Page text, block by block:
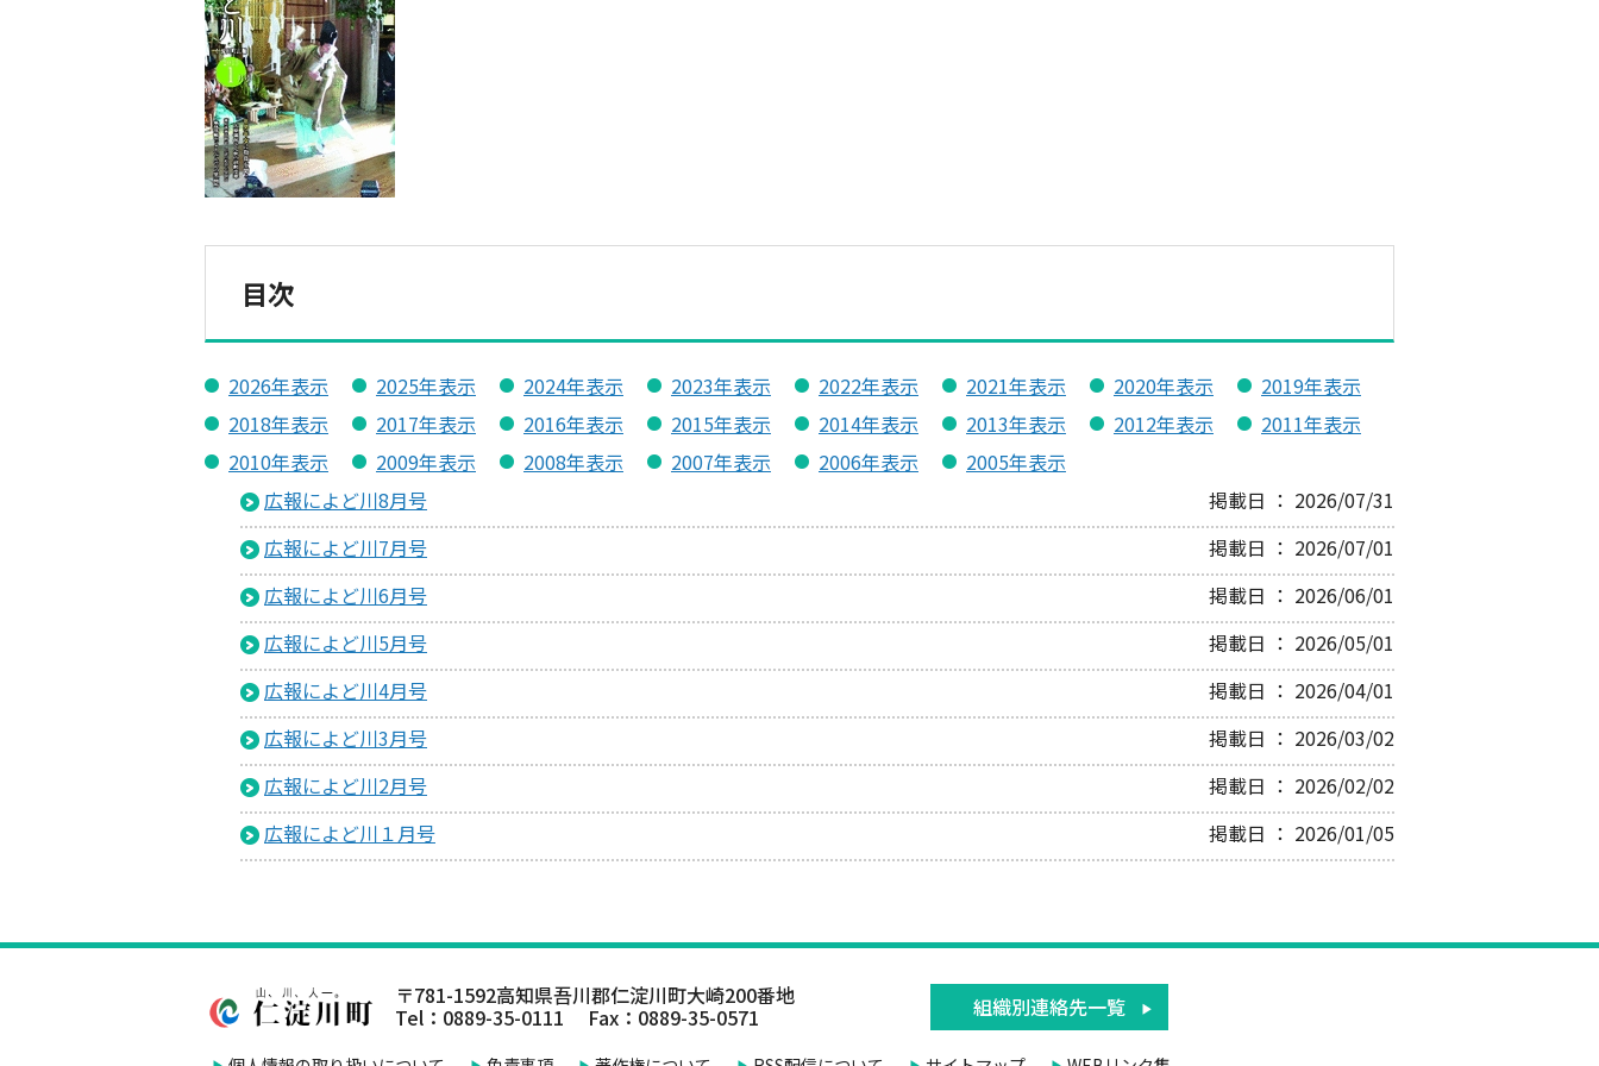
目次
2026年表示 2025年表示 2024年表示 2023年表示 2022年表示 2021年表示 2020年表示
2019年表示
2018年表示
2017年表示 2016年表示 2015年表示 2014年表示 2013年表示 2012年表示
2011年表示
2010年表示
2009年表示 2008年表示 2007年表示 2006年表示
2005年表示
広報によど川8月号
掲載日 ： 2026/07/31
広報によど川7月号
掲載日 ： 2026/07/01
広報によど川6月号
掲載日 ： 2026/06/01
広報によど川5月号
掲載日 ： 2026/05/01
広報によど川4月号
掲載日 ： 2026/04/01
広報によど川3月号
掲載日 ： 2026/03/02
広報によど川2月号
掲載日 ： 2026/02/02
広報によど川１月号
掲載日 ： 2026/01/05
〒781-1592高知県吾川郡仁淀川町大崎200番地
Tel：0889-35-0111 Fax：0889-35-0571 組織別連絡先一覧